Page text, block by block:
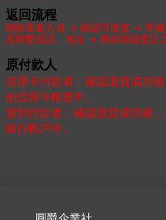
返回流程
聯絡客服人員 → 確認可換貨 → 準
及聯繫資訊、地址 → 將由我端委託
原付款人
信用卡付款者：確認退貨成功
的信用卡帳號中。
貨到付款者：確認退貨成功後
銀行帳戶中。